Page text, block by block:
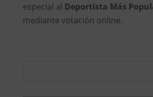
especial al Deportista Más
mediante votación online.